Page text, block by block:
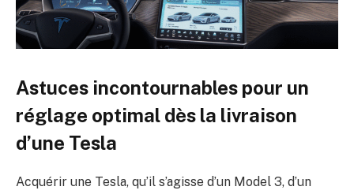
Astuces incontournables pour un
réglage optimal dès la livraison
d’une Tesla
Acquérir une Tesla, qu’il s’agisse d’un Model 3, d’un